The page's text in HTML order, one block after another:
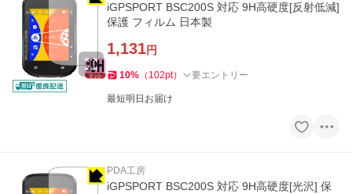
iGPSPORT BSC200S 対応 9H高硬度[反射低減]
保護 フィルム 日本製
1,131円
10% （ 102pt） 要エントリー
最短明日お届け
PDA工房
iGPSPORT BSC200S 対応 9H高硬度[光沢] 保